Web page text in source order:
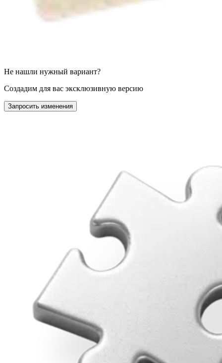
Не нашли нужный вариант?
Создадим для вас эксклюзивную версию
Запросить изменения